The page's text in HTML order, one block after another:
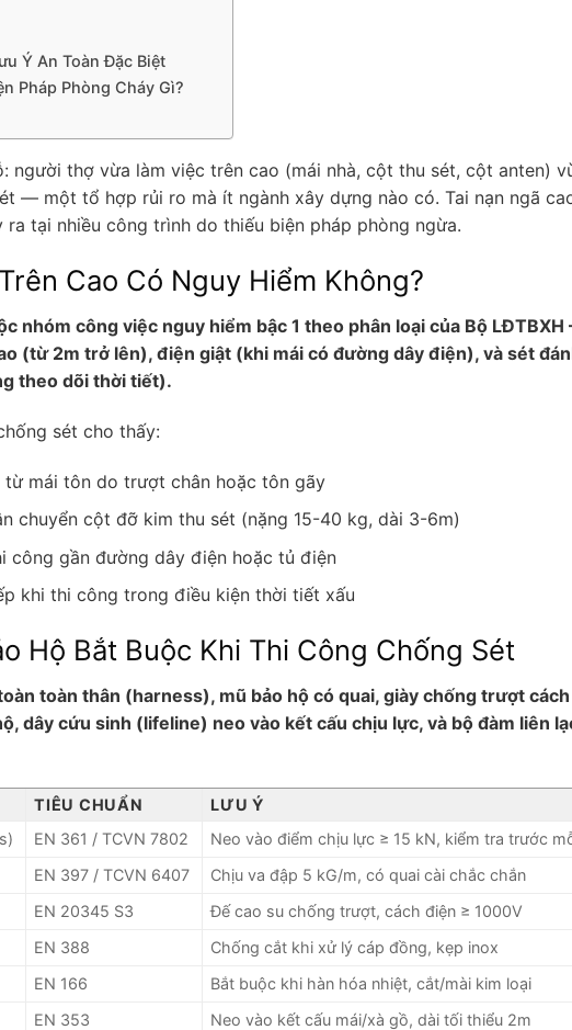
Ý An Toàn Đặc Biệt
Pháp Phòng Cháy Gì?
người thợ vừa làm việc trên cao (mái nhà, cột thu sét, cột anten)
— một tổ hợp rủi ro mà ít ngành xây dựng nào có. Tai nạn ngã
tại nhiều công trình do thiếu biện pháp phòng ngừa.
Cao Có Nguy Hiểm Không?
nhóm công việc nguy hiểm bậc 1 theo phân loại của Bộ
(từ 2m trở lên), điện giật (khi mái có đường dây điện), và sét
theo dõi thời tiết).
sét cho thấy:
từ mái tôn do trượt chân hoặc tôn gãy
chuyển cột đỡ kim thu sét (nặng 15-40 kg, dài 3-6m)
công gần đường dây điện hoặc tủ điện
khi thi công trong điều kiện thời tiết xấu
Hộ Bắt Buộc Khi Thi Công Chống Sét
toàn thân (harness), mũ bảo hộ có quai, giày chống trượt cách
dây cứu sinh (lifeline) neo vào kết cấu chịu lực, và bộ đàm liên
TIÊU CHUẨN
LƯU Ý
EN 361 / TCVN 7802
Neo vào điểm chịu lực ≥ 15 kN, kiểm tra trước
EN 397 / TCVN 6407
Chịu va đập 5 kG/m, có quai cài chắc chắn
EN 20345 S3
Đế cao su chống trượt, cách điện ≥ 1000V
EN 388
Chống cắt khi xử lý cáp đồng, kẹp inox
EN 166
Bắt buộc khi hàn hóa nhiệt, cắt/mài kim loại
EN 353
Neo vào kết cấu mái/xà gồ, dài tối thiểu 2m